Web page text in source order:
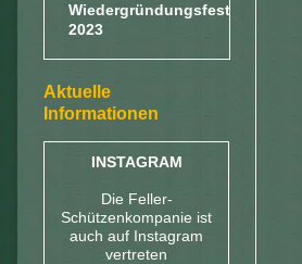
Wiedergründungsfest
2023
Aktuelle
Informationen
INSTAGRAM
Die Feller-
Schützenkompanie ist
auch auf Instagram
vertreten